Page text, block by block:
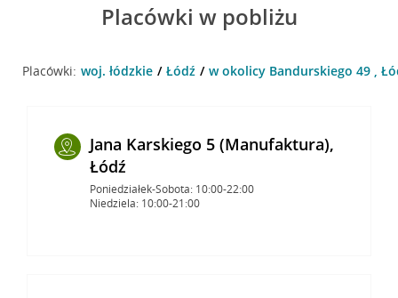
Placówki w pobliżu
Placówki: woj. łódzkie Łódź w okolicy Bandurskiego 49 ,
Jana Karskiego 5 (Manufaktura),
Łódź
Poniedziałek-Sobota: 10:00-22:00
Niedziela: 10:00-21:00